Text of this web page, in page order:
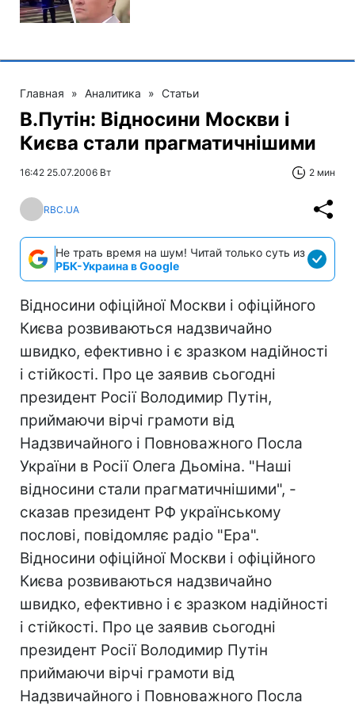
Главная » Аналитика » Статьи
В.Путін: Відносини Москви і
Києва стали прагматичнішими
16:42 25.07.2006 Вт 2 мин
RBC.UA
Не трать время на шум! Читай только суть из
РБК-Украина в Google
Відносини офіційної Москви і офіційного
Києва розвиваються надзвичайно
швидко, ефективно і є зразком надійності
і стійкості. Про це заявив сьогодні
президент Росії Володимир Путін,
приймаючи вірчі грамоти від
Надзвичайного і Повноважного Посла
України в Росії Олега Дьоміна. "Наші
відносини стали прагматичнішими", -
сказав президент РФ українському
послові, повідомляє радіо "Ера".
Відносини офіційної Москви і офіційного
Києва розвиваються надзвичайно
швидко, ефективно і є зразком надійності
і стійкості. Про це заявив сьогодні
президент Росії Володимир Путін
приймаючи вірчі грамоти від
Надзвичайного і Повноважного Посла